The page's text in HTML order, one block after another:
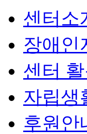
센터소
장애인
센터
자립생
후원안